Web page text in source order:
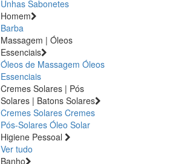
Unhas Sabonetes
Homem
Barba
Massagem | Óleos
Essenciais
Óleos de Massagem Óleos
Essenciais
Cremes Solares | Pós
Solares | Batons Solares
Cremes Solares Cremes
Pós-Solares Óleo Solar
Higiene Pessoal
Ver tudo
Banho